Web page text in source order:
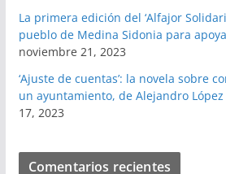
La primera edición del ‘Alfajor
pueblo de Medina Sidonia para
noviembre 21, 2023
‘Ajuste de cuentas’: la novela sobre
un ayuntamiento, de Alejandro
17, 2023
Comentarios recientes